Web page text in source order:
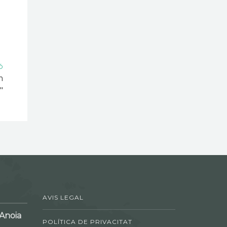
AVIS LEGAL
POLÍTICA DE PRIVACITAT